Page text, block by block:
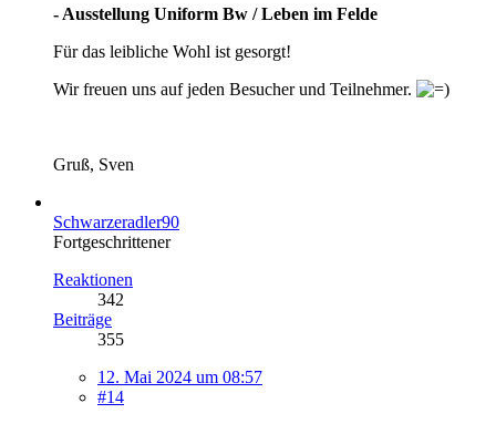
- Ausstellung Uniform Bw / Leben im Felde
Für das leibliche Wohl ist gesorgt!
Wir freuen uns auf jeden Besucher und Teilnehmer.
Gruß, Sven
Schwarzeradler90
Fortgeschrittener
Reaktionen
342
Beiträge
355
12. Mai 2024 um 08:57
#14